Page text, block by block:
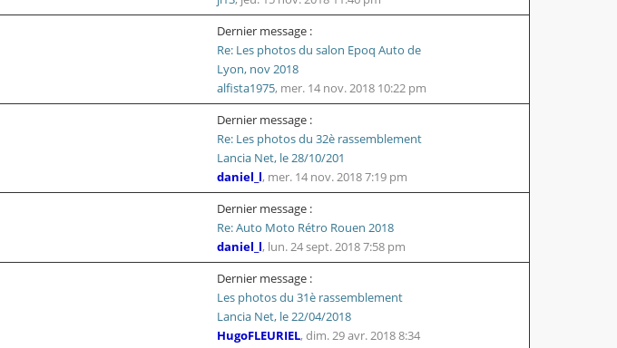
Dernier message :
Re: Les photos du salon Epoq Auto de
Lyon, nov 2018
alfista1975, mer. 14 nov. 2018 10:22 pm
Dernier message :
Re: Les photos du 32è rassemblement
Lancia Net, le 28/10/201
daniel_l, mer. 14 nov. 2018 7:19 pm
Dernier message :
Re: Auto Moto Rétro Rouen 2018
daniel_l, lun. 24 sept. 2018 7:58 pm
Dernier message :
Les photos du 31è rassemblement
Lancia Net, le 22/04/2018
HugoFLEURIEL, dim. 29 avr. 2018 8:34